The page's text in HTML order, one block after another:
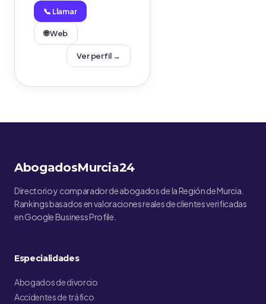
📞 Llamar
🌐 Web
Ver perfil →
AbogadosMurcia24
Directorio y comparador de abogados de la Región de Murcia.
Rankings basados en valoraciones reales de clientes verificadas
en Google Business Profile.
Especialidades
Abogados de divorcio
Accidentes de tráfico